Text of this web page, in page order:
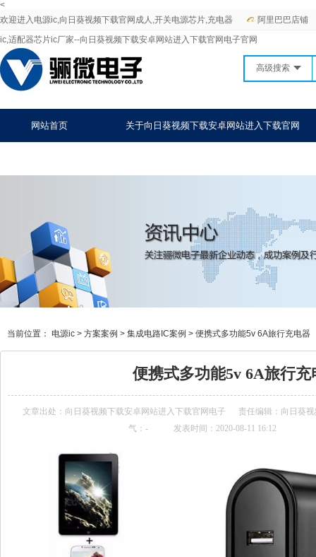
<
阿里巴巴店铺
欢迎进入电源ic,向日葵视频下载官网成人,开关电源芯片,充电器
ic,适配器芯片ic厂家--向日葵视频下载安卓网站进入下载官网电子官网
高级搜索
网站首页 关于向日葵视频下载安卓网站进入下载官网
当前位置： 电源ic > 方案案例 > 集成电路IC案例 > 便携式多功能5v 6A旅行充电器
便携式多功能5v 6A旅行充
文章出处： 向日葵视频下载安卓网站进入下载官网电子
责任编辑：向日葵
气： - 发表时间：2020-08-11 16:12